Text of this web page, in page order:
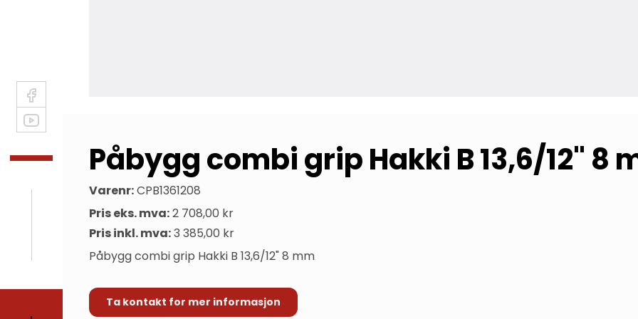
Påbygg combi grip Hakki B 13,6/12" 8
Varenr:CPB1361208
Pris eks. mva:2 708,00 kr
Pris inkl. mva:3 385,00 kr
Påbygg combi grip Hakki B 13,6/12" 8 mm
Ta kontakt for mer informasjon